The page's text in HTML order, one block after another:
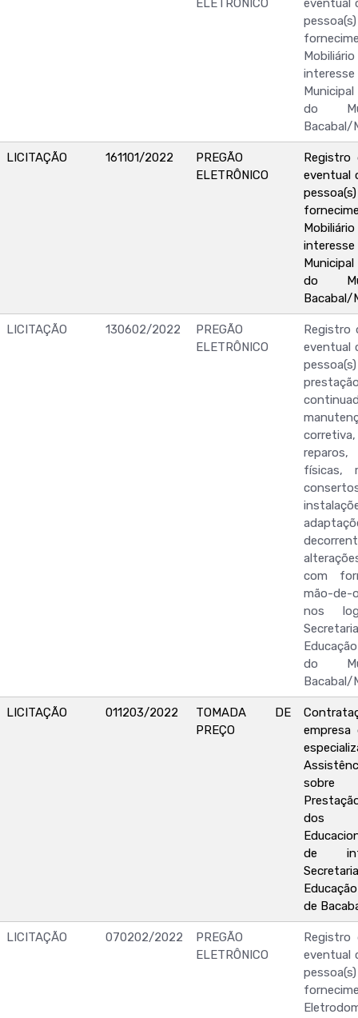
ELETRÔNICO
eventual
do
Bacabal/
LICITAÇÃO 161101/2022
PREGÃO
ELETRÔNICO
Registro
eventual
do
Bacabal/
LICITAÇÃO 130602/2022
PREGÃO
ELETRÔNICO
Registro
eventual
físicas,
com
mão-de-
nos
do
Bacabal/
LICITAÇÃO 011203/2022
TOMADA DE
PREÇO
empresa
sobre
dos
de
de
LICITAÇÃO 070202/2022
PREGÃO
ELETRÔNICO
Registro
eventual